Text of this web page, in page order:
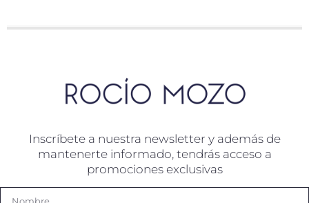
Inscríbete a nuestra newsletter y además de
mantenerte informado, tendrás acceso a
promociones exclusivas